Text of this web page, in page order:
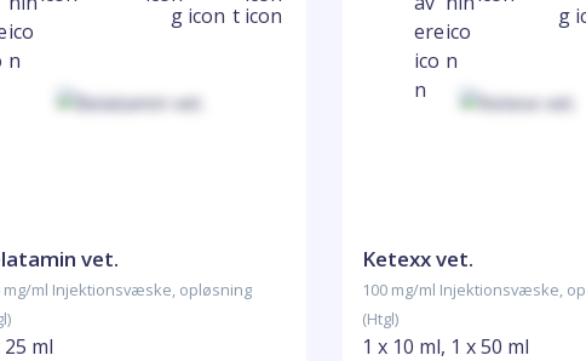
vet.
mg/ml Injektionsvæske, opløsning
25 ml
Ketexx vet.
100 mg/ml Injektionsvæske,
(Htgl)
1 x 10 ml, 1 x 50 ml